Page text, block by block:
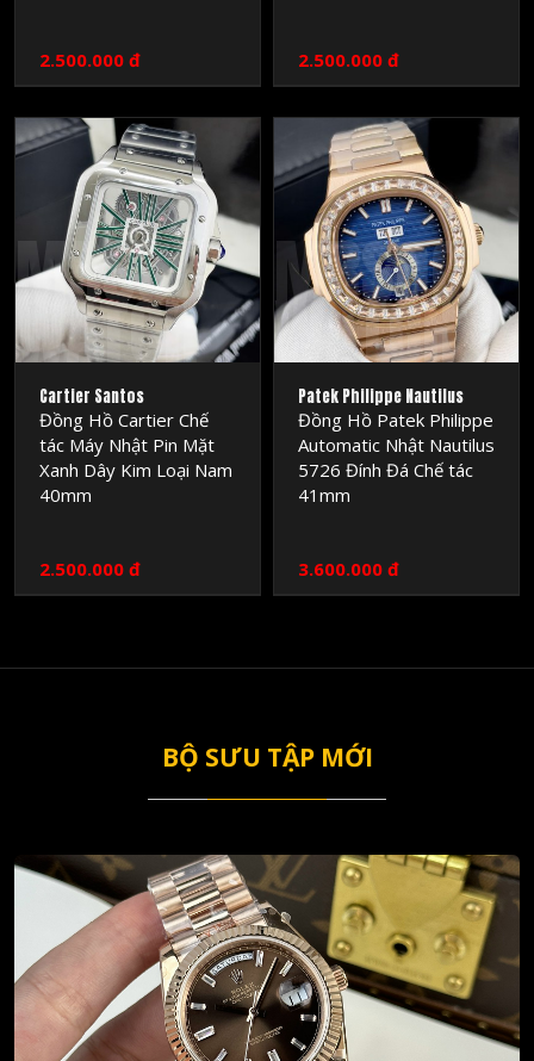
2.500.000 đ 2.500.000 đ
MRSOC
WATCH
Cartier Santos
Đồng Hồ Cartier Chế
tác Máy Nhật Pin Mặt
Xanh Dây Kim Loại Nam
40mm
2.500.000 đ
MRSOC
WATCH
Patek Philippe Nautilus
Đồng Hồ Patek Philippe
Automatic Nhật Nautilus
5726 Đính Đá Chế tác
41mm
3.600.000 đ
BỘ SƯU TẬP MỚI